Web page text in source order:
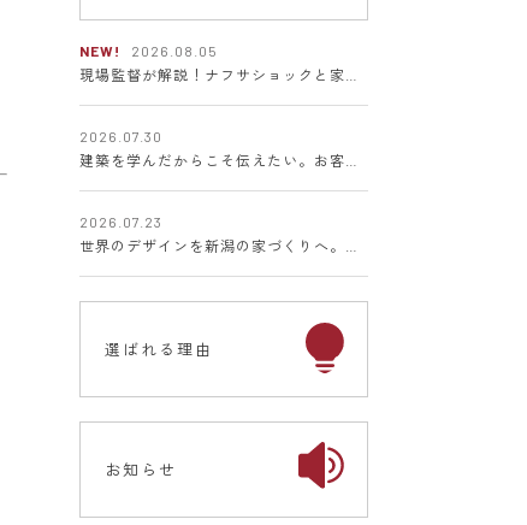
NEW!
2026.08.05
2026.07.30
2026.07.23
選ばれる理由
お知らせ